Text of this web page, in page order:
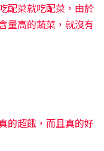
配菜就吃配菜，由於
量高的蔬菜，就沒有
的超餓，而且真的好